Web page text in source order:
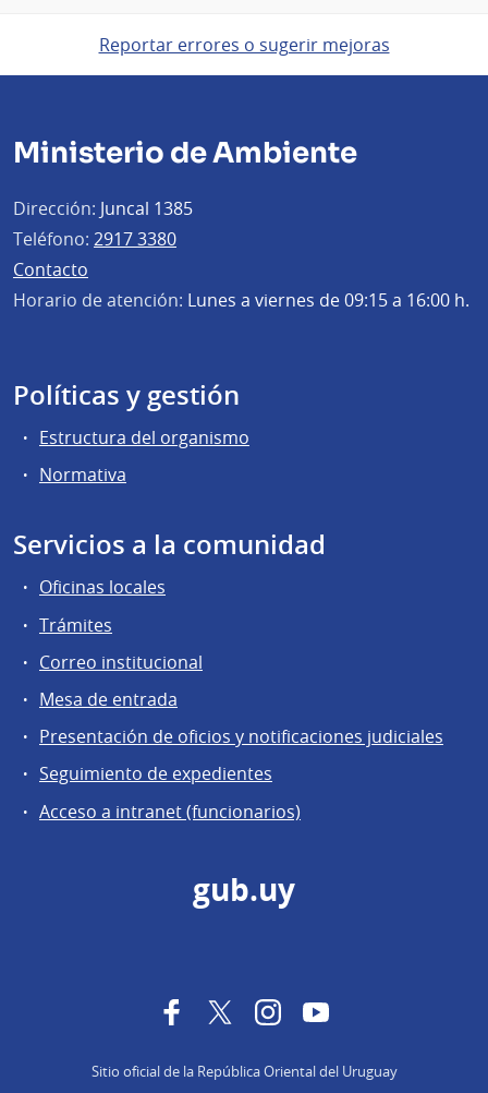
Reportar errores o sugerir mejoras
Ministerio de Ambiente
Dirección: Juncal 1385
Teléfono: 2917 3380
Contacto
Horario de atención: Lunes a viernes de 09:15 a 16:00 h.
Políticas y gestión
Estructura del organismo
Normativa
Servicios a la comunidad
Oficinas locales
Trámites
Correo institucional
Mesa de entrada
Presentación de oficios y notificaciones judiciales
Seguimiento de expedientes
Acceso a intranet (funcionarios)
gub.uy
FacebookTwitterInstagramYouTube
Sitio oficial de la República Oriental del Uruguay